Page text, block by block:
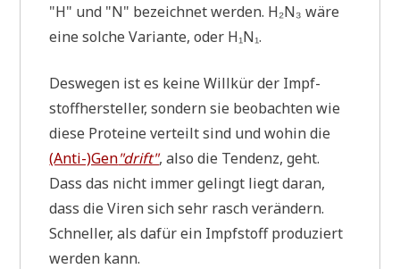
"H" und "N" bezeich­net wer­den. H₂N₃ wäre
eine sol­che Vari­an­te, oder H₁N₁.
Des­we­gen ist es kei­ne Will­kür der Impf­
stoff­her­stel­ler, son­dern sie beob­ach­ten wie
die­se Pro­te­ine ver­teilt sind und wohin die
(Anti-)Gen"drift", also die Ten­denz, geht.
Dass das nicht immer gelingt liegt dar­an,
dass die Viren sich sehr rasch ver­än­dern.
Schnel­ler, als dafür ein Impf­stoff pro­du­ziert
wer­den kann.